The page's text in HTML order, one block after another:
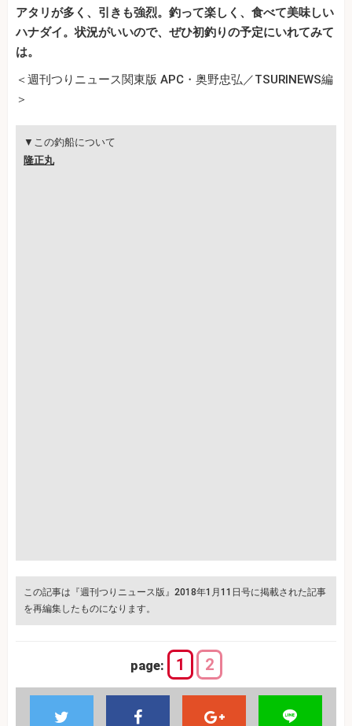
アタリが多く、引きも強烈。釣って楽しく、食べて美味しい
ハナダイ。状況がいいので、ぜひ初釣りの予定にいれてみて
は。
＜週刊つりニュース関東版 APC・奥野忠弘／TSURINEWS編
＞
▼この釣船について
隆正丸
この記事は『週刊つりニュース版』2018年1月11日号に掲載された記事
を再編集したものになります。
page: 1 2